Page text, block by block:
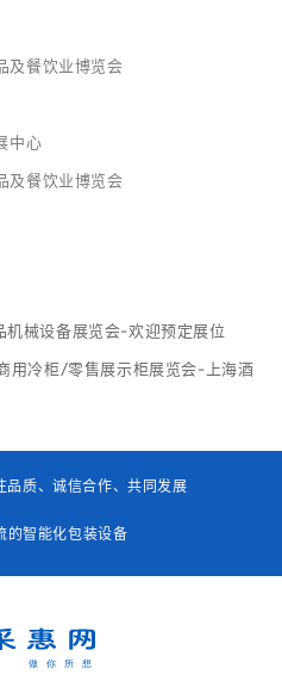
及餐饮业博览会
中心
及餐饮业博览会
械设备展览会-欢迎预定展位
用冷柜/零售展示柜展览会-上海酒
品质、诚信合作、共同发展
的智能化包装设备